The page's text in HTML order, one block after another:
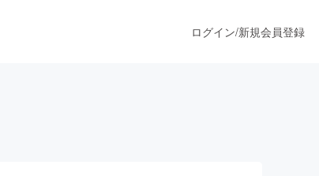
ログイン/新規会員登録